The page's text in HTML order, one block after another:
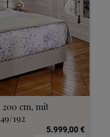
cm, mit
192
5.999,00 €